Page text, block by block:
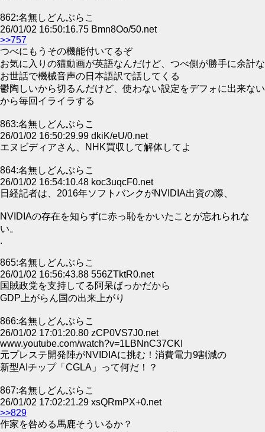
862:名無しどんぶらこ
26/01/02 16:50:16.75 Bmn8Oo/50.net
>>757
つべにもうその機能付いてるぞ
お気に入りの猫動画が英語なんだけど、つべ側が勝手に余計な
お世話で機械音声の日本語訳で話してくる
鬱陶しいから切るんだけど、使わない設定をデフォに出来ない
から毎回イライラする
863:名無しどんぶらこ
26/01/02 16:50:29.99 dkiK/eU/0.net
エヌビディアさん、NHK買収して解体してよ
864:名無しどんぶらこ
26/01/02 16:54:10.48 koc3uqcF0.net
日経記者は、2016年ソフトバンクがNVIDIA出資の際、
NVIDIAの存在を知らずに赤っ恥をかいたことが忘れられな
い。
.
865:名無しどんぶらこ
26/01/02 16:56:43.88 556ZTktR0.net
国賊政党を支持してる阿呆ばっかだから
GDP上がらん国の出来上がり
866:名無しどんぶらこ
26/01/02 17:01:20.80 zCP0VS7J0.net
www.youtube.com/watch?v=1LBNnC37CKI
元プレステ開発陣がNVIDIAに挑む！消費電力9割減の
新型AIチップ「CGLA」って何だ！？
867:名無しどんぶらこ
26/01/02 17:02:21.29 xsQRmPX+0.net
>>829
作家を咎める馬鹿そういるか？